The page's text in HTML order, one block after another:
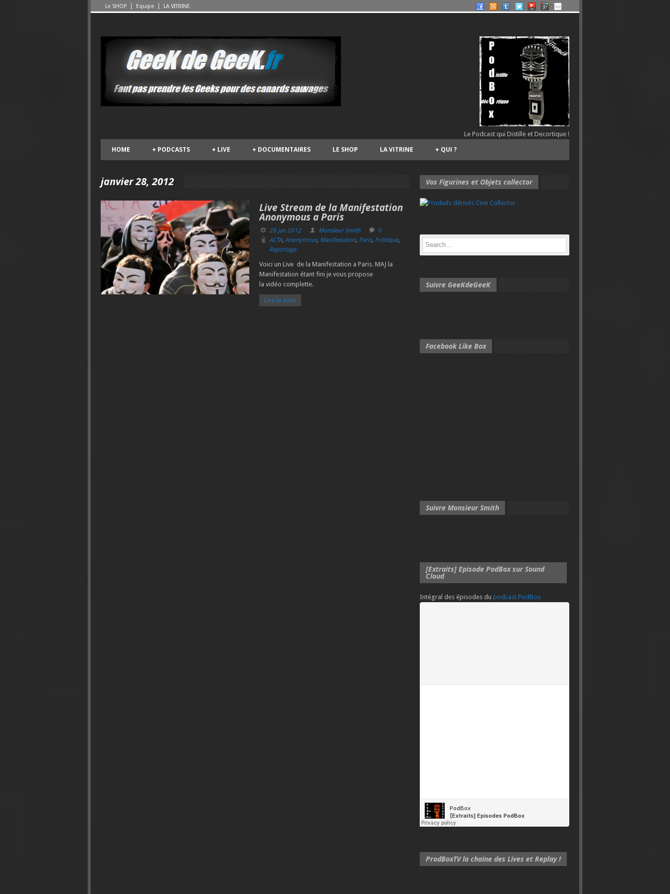
Le SHOP Equipe LA VITRINE
Le Podcast qui Distille et Decortique !
HOME PODCASTS
+ LIVE
+ DOCUMENTAIRES
+ LE SHOP LA VITRINE QUI ?
+
janvier 28, 2012
Live Stream de la Manifestation
Anonymous a Paris
28 jan 2012 Monsieur Smith
0
ACTA, Anonymous, Manifestation, Paris, Politique,
Reportage
Voici un Live de la Manifestation a Paris. MAJ la
Manifestation étant fini je vous propose
la vidéo complette.
Lire la suite
Vos Figurines et Objets collector
Suivre GeeKdeGeeK
Facebook Like Box
Suivre Monsieur Smith
[Extraits] Episode PodBox sur Sound
Cloud
Intégral des épisodes du podcast PodBox
ProdBoxTV la chaine des Lives et Replay !